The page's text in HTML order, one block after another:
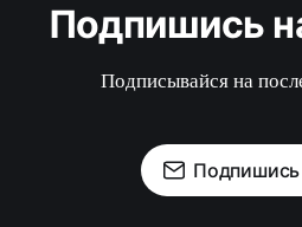
Подпишись
Подписывайся на
Подпишись